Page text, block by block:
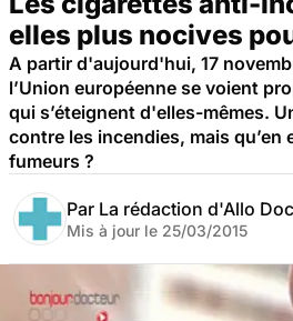
elles plus nocives
A partir d'aujourd'hui, 17
l’Union européenne se voient
qui s’éteignent d'elles-mêmes.
contre les incendies, mais qu’en
fumeurs ?
Par La rédaction d'Allo
Mis à jour le 25/03/2015